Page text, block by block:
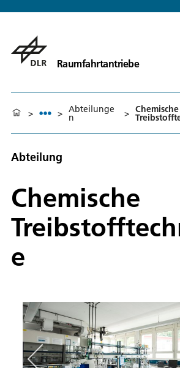
Raumfahrtantriebe
> > Abteilunge
n > Chemische
Abteilung
Chemische
e